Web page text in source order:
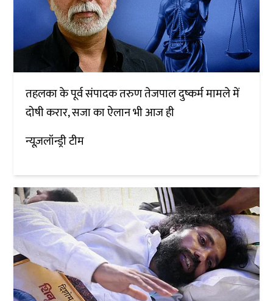
तहलका के पूर्व संपादक तरुण तेजपाल दुष्कर्म मामले में
दोषी करार, सजा का ऐलान भी आज ही
न्यूज़लॉन्ड्री टीम